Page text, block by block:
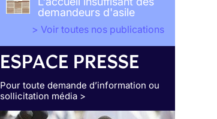
demandeurs d'asile
> Voir toutes nos publications
ESPACE PRESSE
Pour toute demande d’information ou
sollicitation média >